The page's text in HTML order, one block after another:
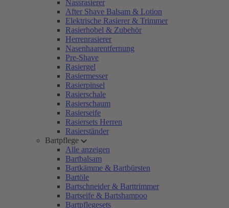
Nassrasierer
After Shave Balsam & Lotion
Elektrische Rasierer & Trimmer
Rasierhobel & Zubehör
Herrenrasierer
Nasenhaarentfernung
Pre-Shave
Rasiergel
Rasiermesser
Rasierpinsel
Rasierschale
Rasierschaum
Rasierseife
Rasiersets Herren
Rasierständer
Bartpflege
Alle anzeigen
Bartbalsam
Bartkämme & Bartbürsten
Bartöle
Bartschneider & Barttrimmer
Bartseife & Bartshampoo
Bartpflegesets